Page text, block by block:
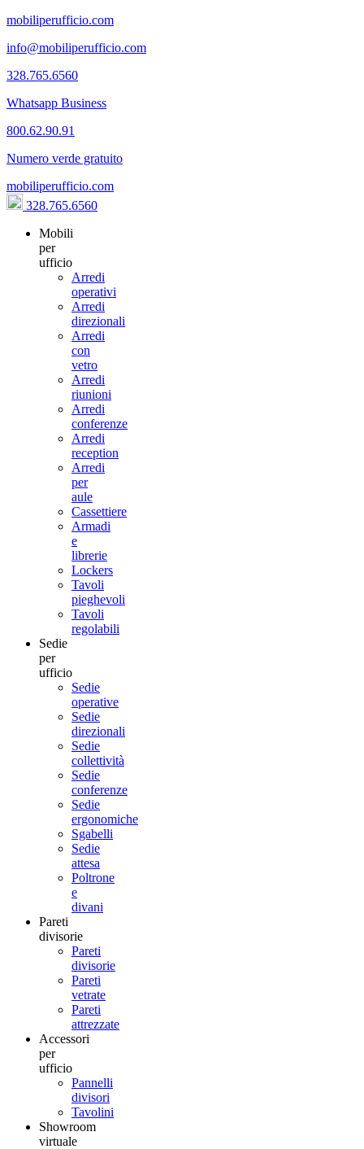
mobiliperufficio.com
info@mobiliperufficio.com
328.765.6560
Whatsapp Business
800.62.90.91
Numero verde gratuito
mobiliperufficio.com
328.765.6560
Mobili
per
ufficio
Arredi
operativi
Arredi
direzionali
Arredi
con
vetro
Arredi
riunioni
Arredi
conferenze
Arredi
reception
Arredi
per
aule
Cassettiere
Armadi
e
librerie
Lockers
Tavoli
pieghevoli
Tavoli
regolabili
Sedie
per
ufficio
Sedie
operative
Sedie
direzionali
Sedie
collettività
Sedie
conferenze
Sedie
ergonomiche
Sgabelli
Sedie
attesa
Poltrone
e
divani
Pareti
divisorie
Pareti
divisorie
Pareti
vetrate
Pareti
attrezzate
Accessori
per
ufficio
Pannelli
divisori
Tavolini
Showroom
virtuale